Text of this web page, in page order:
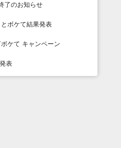
了のお知らせ
ボケて結果発表
ケて キャンペーン
表